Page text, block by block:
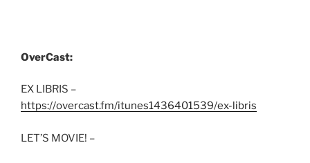
OverCast:
EX LIBRIS –
https://overcast.fm/itunes1436401539/ex-libris
LET’S MOVIE! –